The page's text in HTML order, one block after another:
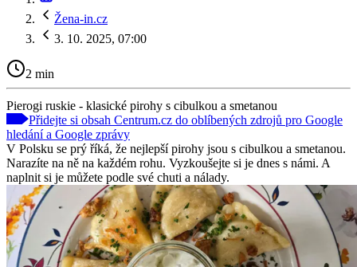
Žena-in.cz
3. 10. 2025, 07:00
2 min
Pierogi ruskie - klasické pirohy s cibulkou a smetanou
Přidejte si obsah Centrum.cz do oblíbených zdrojů pro Google
hledání a Google zprávy
V Polsku se prý říká, že nejlepší pirohy jsou s cibulkou a smetanou.
Narazíte na ně na každém rohu. Vyzkoušejte si je dnes s námi. A
naplnit si je můžete podle své chuti a nálady.